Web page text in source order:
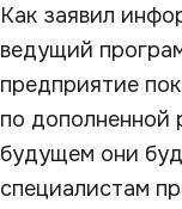
Как заявил
ведущий
предприятие
по дополненной
будущем они
специалистам